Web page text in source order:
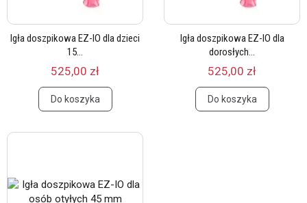
Igła doszpikowa EZ-IO dla dzieci
15...
525,00 zł
Do koszyka
Igła doszpikowa EZ-IO dla
dorosłych...
525,00 zł
Do koszyka